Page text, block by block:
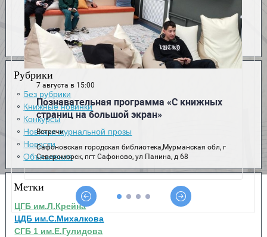
Рубрики
Без рубрики
Книжные новинки
Конкурсы
Новинки журнальной прозы
Новости
Объявления
Метки
ЦГБ им.Л.Крейна
ЦДБ им.С.Михалкова
СГБ 1 им.Е.Гулидова